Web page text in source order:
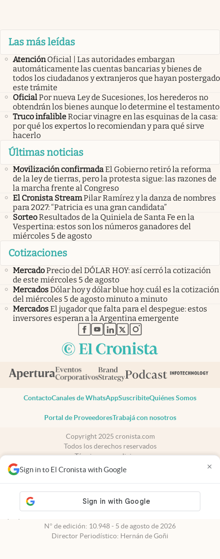
Sign in to El Cronista with Google ×
Las más leídas
Atención Oficial | Las autoridades embargan
automáticamente las cuentas bancarias y bienes de
todos los ciudadanos y extranjeros que hayan postergado
este trámite
OficialPor nueva Ley de Sucesiones, los herederos no
obtendrán los bienes aunque lo determine el testamento
Truco infalibleRociar vinagre en las esquinas de la casa:
por qué los expertos lo recomiendan y para qué sirve
hacerlo
Últimas noticias
Movilización confirmadaEl Gobierno retiró la reforma
de la ley de tierras, pero la protesta sigue: las razones de
la marcha frente al Congreso
El Cronista StreamPilar Ramírez y la danza de nombres
para 2027: “Patricia es una gran candidata”
SorteoResultados de la Quiniela de Santa Fe en la
Vespertina: estos son los números ganadores del
miércoles 5 de agosto
Cotizaciones
MercadoPrecio del DÓLAR HOY: así cerró la cotización
de este miércoles 5 de agosto
MercadosDólar hoy y dólar blue hoy: cuál es la cotización
del miércoles 5 de agosto minuto a minuto
MercadosEl jugador que falta para el despegue: estos
inversores esperan a la Argentina emergente
abre en nueva pestaña
abre en nueva pestaña
abre en nueva pestaña
abre en nueva pestaña
abre en nueva pestaña
ContactoCanales de WhatsAppSuscribiteQuiénes Somos
Portal de ProveedoresTrabajá con nosotros
Copyright 2025 cronista.com
Todos los derechos reservados
Términos y condiciones
Privacidad
Consentimiento
cronista.com
es propiedad de El Cronista Comercial S.A Registro de
N° de edición: 10.948 - 5 de agosto de 2026
Director Periodístico: Hernán de Goñi